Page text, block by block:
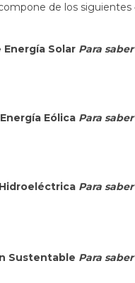
de los siguientes
Energía Solar Para
Eólica Para
Para
Sustentable Para